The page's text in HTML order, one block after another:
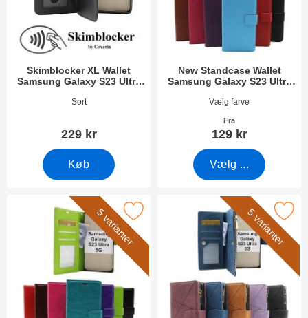
Skimblocker XL Wallet
Samsung Galaxy S23 Ultra
Varenr 47582Sort
229 kr
Køb
New Standcase Wallet
Samsung Galaxy S23 Ultra
Varenr 47549Vælg farve
Fra
129 kr
Vælg ...
5 varianter
Horse Wallet Samsung Galaxy S23 Ultra 5G som favorit
5 varianter
Marker xL Standcase Luxwallet